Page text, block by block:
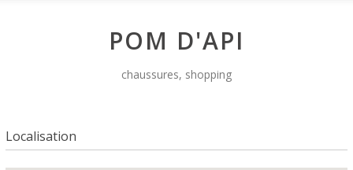
Journal
POM D'API
chaussures, shopping
Localisation